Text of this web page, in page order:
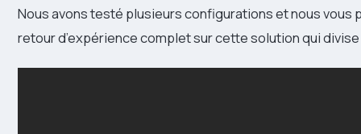
Nous avons testé plusieurs configurations et nous vous
retour d’expérience complet sur cette solution qui